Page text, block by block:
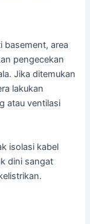
basement, area
pengecekan
Jika ditemukan
lakukan
atau ventilasi
isolasi kabel
dini sangat